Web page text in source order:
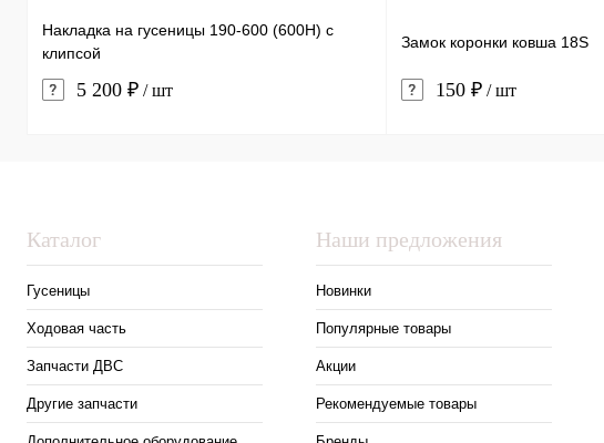
Накладка на гусеницы 190-600 (600H) с
клипсой
5 200 ₽ / шт
Замок коронки ковша 18S
150 ₽ / шт
Каталог
Гусеницы
Ходовая часть
Запчасти ДВС
Другие запчасти
Наши предложения
Новинки
Популярные товары
Акции
Рекомендуемые товары